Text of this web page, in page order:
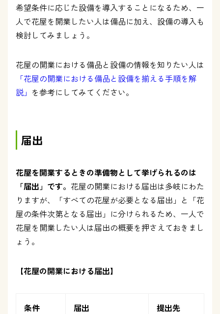
希望条件に応じた設備を導入することになるため、一
人で花屋を開業したい人は備品に加え、設備の導入も
検討してみましょう。
花屋の開業における備品と設備の情報を知りたい人は
「花屋の開業における備品と設備を揃える手順を解
説」 を参考にしてみてください。
届出
花屋を開業するときの準備物として挙げられるのは
「届出」です。 花屋の開業における届出は多岐にわた
りますが、「すべての花屋が必要となる届出」と「花
屋の条件次第となる届出」に分けられるため、一人で
花屋を開業したい人は届出の概要を押さえておきまし
ょう。
【花屋の開業における届出】
条件 届出 提出先